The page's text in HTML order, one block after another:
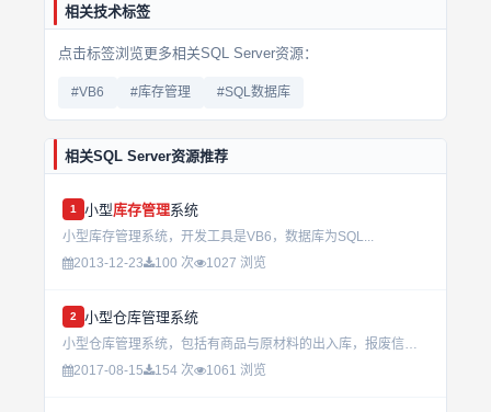
相关技术标签
点击标签浏览更多相关SQL Server资源：
#VB6 #库存管理 #SQL数据库
相关SQL Server资源推荐
1 小型库存管理系统
小型库存管理系统，开发工具是VB6，数据库为SQL...
2013-12-23
100 次 1027 浏览
2 小型仓库管理系统
小型仓库管理系统，包括有商品与原材料的出入库，报废信息，可以进行查询，增加和修改...
2017-08-15
154 次 1061 浏览